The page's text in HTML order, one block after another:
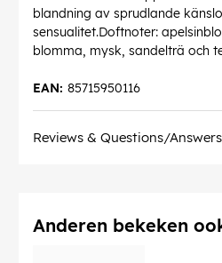
blandning av sprudlande
sensualitet.Doftnoter:
blomma, mysk, sandelträ och
85715950116
EAN:
Reviews & Questions/Answers
Anderen bekeken